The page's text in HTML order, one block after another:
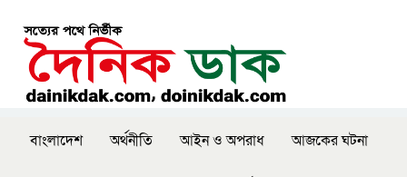
বাংলাদেশ অর্থনীতি আইন ও অপরাধ আজকের ঘটনা